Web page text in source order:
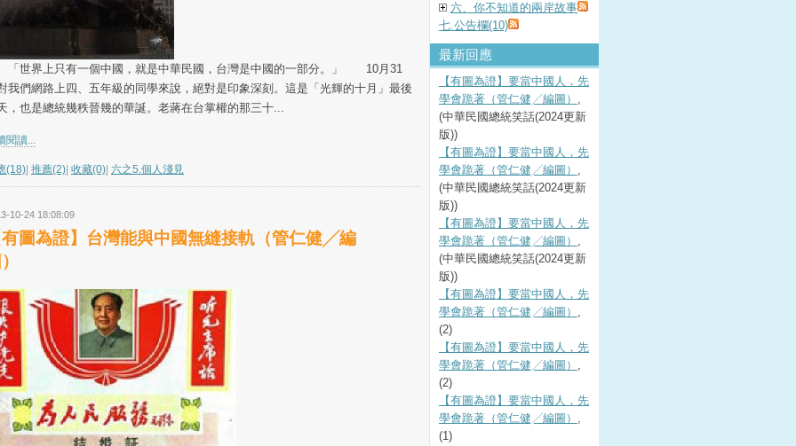
界上只有一個中國，就是中華民國，台灣是中國的一部分。」 10月31
我們網路上四、五年級的同學來說，絕對是印象深刻。這是「光輝的十月」最後
，也是總統幾秩晉幾的華誕。老蔣在台掌權的那三十...
閱讀...
(18) 推薦(2) 收藏(0) 六之5.個人淺見
10-24 18:08:09
圖為證】台灣能與中國無縫接軌（管仁健╱編
六、你不知道的兩岸故事
七.公告欄(10)
最新回應
【有圖為證】要當中國人，先
學會跪著（管仁健╱編圖） ,
(中華民國總統笑話(2024更新
版))
【有圖為證】要當中國人，先
學會跪著（管仁健╱編圖） ,
(中華民國總統笑話(2024更新
版))
【有圖為證】要當中國人，先
學會跪著（管仁健╱編圖） ,
(中華民國總統笑話(2024更新
版))
【有圖為證】要當中國人，先
學會跪著（管仁健╱編圖） ,
(2)
【有圖為證】要當中國人，先
學會跪著（管仁健╱編圖） ,
(2)
【有圖為證】要當中國人，先
學會跪著（管仁健╱編圖） ,
(1)